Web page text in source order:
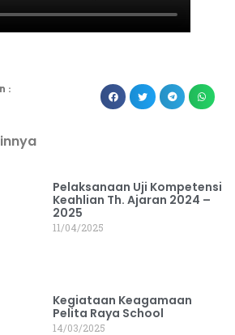
:
Pelaksanaan Uji Kompetensi
Keahlian Th. Ajaran 2024 –
2025
11/04/2025
Kegiataan Keagamaan
Pelita Raya School
14/03/2025